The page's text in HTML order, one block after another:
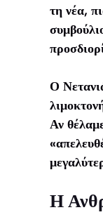
τη νέα,
Ο
Αν
Η